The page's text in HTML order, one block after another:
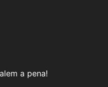
a pena!